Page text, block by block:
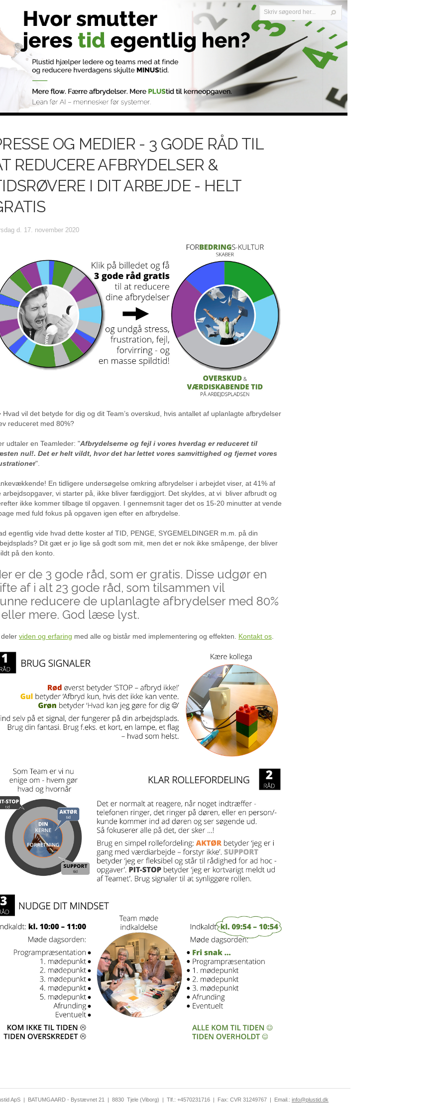
OG MEDIER - 3 GODE RÅD TIL
REDUCERE AFBRYDELSER &
I DIT ARBEJDE - HELT
d. 17. november 2020
Hvad vil det betyde for dig og dit Team’s overskud, hvis antallet af uplanlagte afbrydelser
reduceret med 80%?
udtaler en Teamleder: "Afbrydelserne og fejl i vores hverdag er reduceret til
nul!. Det er helt vildt, hvor det har lettet vores samvittighed og fjernet vores
r".
En tidligere undersøgelse omkring afbrydelser i arbejdet viser, at 41% af
arbejdsopgaver, vi starter på, ikke bliver færdiggjort. Det skyldes, at vi bliver afbrudt og
ikke kommer tilbage til opgaven. I gennemsnit tager det os 15-20 minutter at vende
med fuld fokus på opgaven igen efter en afbrydelse.
egentlig vide hvad dette koster af TID, PENGE, SYGEMELDINGER m.m. på din
Dit gæt er jo lige så godt som mit, men det er nok ikke småpenge, der bliver
på den konto.
er de 3 gode råd, som er gratis. Disse udgør en
af i alt 23 gode råd, som tilsammen vil
reducere de uplanlagte afbrydelser med 80%
mere. God læse lyst.
viden og erfaring med alle og bistår med implementering og effekten. Kontakt os
ApS | BATUMGAARD - Bystævnet 21 | 8830 Tjele (Viborg) | Tlf.: +4570231716 | Fax: CVR 31249767 | Email.: info@plustid.dk